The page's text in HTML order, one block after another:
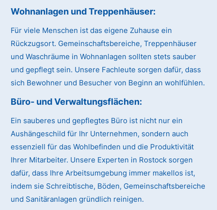
Wohnanlagen und Treppenhäuser:
Für viele Menschen ist das eigene Zuhause ein
Rückzugsort. Gemeinschaftsbereiche, Treppenhäuser
und Waschräume in Wohnanlagen sollten stets sauber
und gepflegt sein. Unsere Fachleute sorgen dafür, dass
sich Bewohner und Besucher von Beginn an wohlfühlen.
Büro- und Verwaltungsflächen:
Ein sauberes und gepflegtes Büro ist nicht nur ein
Aushängeschild für Ihr Unternehmen, sondern auch
essenziell für das Wohlbefinden und die Produktivität
Ihrer Mitarbeiter. Unsere Experten in Rostock sorgen
dafür, dass Ihre Arbeitsumgebung immer makellos ist,
indem sie Schreibtische, Böden, Gemeinschaftsbereiche
und Sanitäranlagen gründlich reinigen.